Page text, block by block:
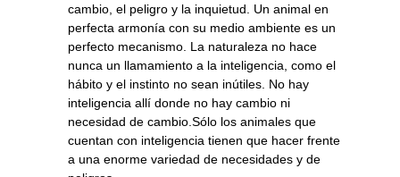
cambio, el peligro y la inquietud. Un animal en
perfecta armonía con su medio ambiente es un
perfecto mecanismo. La naturaleza no hace
nunca un llamamiento a la inteligencia, como el
hábito y el instinto no sean inútiles. No hay
inteligencia allí donde no hay cambio ni
necesidad de cambio.Sólo los animales que
cuentan con inteligencia tienen que hacer frente
a una enorme variedad de necesidades y de